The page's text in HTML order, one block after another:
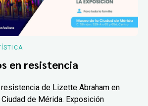
en resistencia
de Lizette Abraham en
de Mérida. Exposición